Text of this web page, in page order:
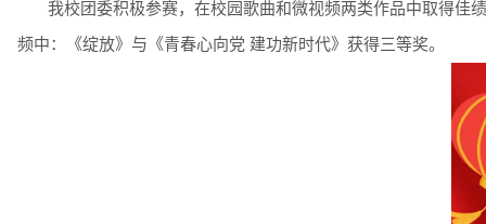
我校团委积极参赛，在校园歌曲和微视频两类作品中取得佳
频中：《绽放》与《青春心向党 建功新时代》获得三等奖。